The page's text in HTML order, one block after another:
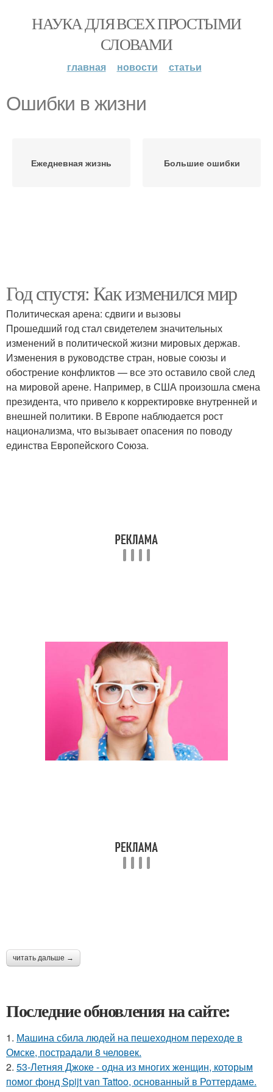
НАУКА ДЛЯ ВСЕХ ПРОСТЫМИ
СЛОВАМИ
главная новости статьи
Ошибки в жизни
Ежедневная жизнь Большие ошибки
Год спустя: Как изменился мир
Политическая арена: сдвиги и вызовы
Прошедший год стал свидетелем значительных
изменений в политической жизни мировых держав.
Изменения в руководстве стран, новые союзы и
обострение конфликтов — все это оставило свой след
на мировой арене. Например, в США произошла смена
президента, что привело к корректировке внутренней и
внешней политики. В Европе наблюдается рост
национализма, что вызывает опасения по поводу
единства Европейского Союза.
читать дальше →
Последние обновления на сайте:
1. Машина сбила людей на пешеходном переходе в
Омске, пострадали 8 человек.
2. 53-Летняя Джоке - одна из многих женщин, которым
помог фонд Spijt van Tattoo, основанный в Роттердаме.